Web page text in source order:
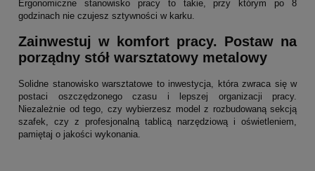
Ergonomiczne stanowisko pracy to takie, przy którym po 8
godzinach nie czujesz sztywności w karku.
Zainwestuj w komfort pracy. Postaw na
porządny stół warsztatowy metalowy
Solidne stanowisko warsztatowe to inwestycja, która zwraca się w
postaci oszczędzonego czasu i lepszej organizacji pracy.
Niezależnie od tego, czy wybierzesz model z rozbudowaną sekcją
szafek, czy z profesjonalną tablicą narzędziową i oświetleniem,
pamiętaj o jakości wykonania.